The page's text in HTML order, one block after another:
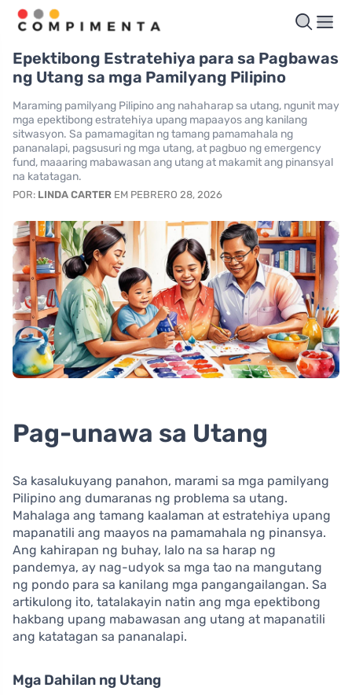
Epektibong Estratehiya para sa Pagbawas
ng Utang sa mga Pamilyang Pilipino
Maraming pamilyang Pilipino ang nahaharap sa utang, ngunit may
mga epektibong estratehiya upang mapaayos ang kanilang
sitwasyon. Sa pamamagitan ng tamang pamamahala ng
pananalapi, pagsusuri ng mga utang, at pagbuo ng emergency
fund, maaaring mabawasan ang utang at makamit ang pinansyal
na katatagan.
POR: LINDA CARTER EM PEBRERO 28, 2026
Pag-unawa sa Utang
Sa kasalukuyang panahon, marami sa mga pamilyang
Pilipino ang dumaranas ng problema sa utang.
Mahalaga ang tamang kaalaman at estratehiya upang
mapanatili ang maayos na pamamahala ng pinansya.
Ang kahirapan ng buhay, lalo na sa harap ng
pandemya, ay nag-udyok sa mga tao na mangutang
ng pondo para sa kanilang mga pangangailangan. Sa
artikulong ito, tatalakayin natin ang mga epektibong
hakbang upang mabawasan ang utang at mapanatili
ang katatagan sa pananalapi.
Mga Dahilan ng Utang